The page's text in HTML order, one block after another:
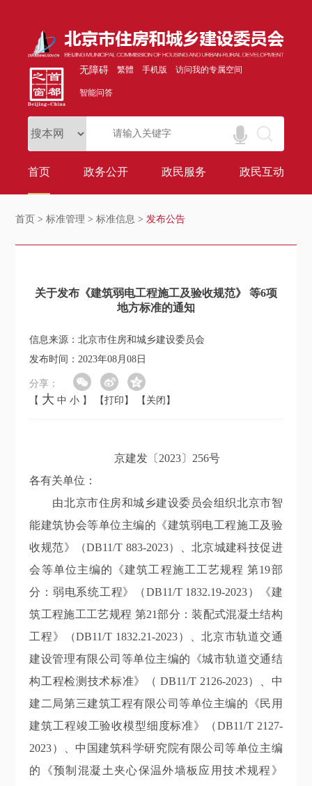
无障碍 繁體 手机版 访问我的专属空间
智能问答
首页 政务公开 政民服务 政民互动
首页 >标准管理 >标准信息 >发布公告
关于发布《建筑弱电工程施工及验收规范》 等6项
地方标准的通知
信息来源：北京市住房和城乡建设委员会
发布时间：2023年08月08日
分享：
【 大 中 小 】 【打印】 【关闭】
京建发〔2023〕256号
各有关单位：
由北京市住房和城乡建设委员会组织北京市智
能建筑协会等单位主编的《建筑弱电工程施工及验
收规范》（DB11/T 883-2023）、北京城建科技促进
会等单位主编的《建筑工程施工工艺规程 第19部
分：弱电系统工程》（DB11/T 1832.19-2023）《建
筑工程施工工艺规程 第21部分：装配式混凝土结构
工程》（DB11/T 1832.21-2023）、北京市轨道交通
建设管理有限公司等单位主编的《城市轨道交通结
构工程检测技术标准》（ DB11/T 2126-2023）、中
建二局第三建筑工程有限公司等单位主编的《民用
建筑工程竣工验收模型细度标准》（DB11/T 2127-
2023）、中国建筑科学研究院有限公司等单位主编
的《预制混凝土夹心保温外墙板应用技术规程》